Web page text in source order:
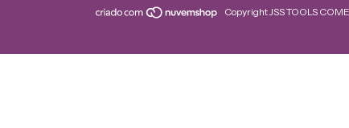
Copyright JSS TOOLS